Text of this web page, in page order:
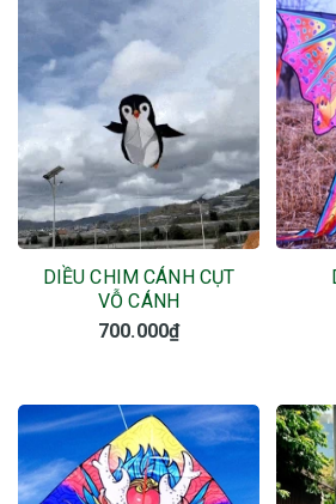
DIỀU CHIM CÁNH CỤT
VỖ CÁNH
700.000₫